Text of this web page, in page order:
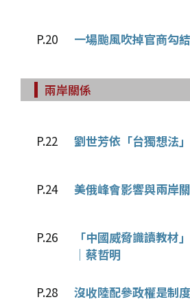
P.20 一場颱風吹掉官商勾
兩岸關係
P.22 劉世芳依「台獨想法
P.24 美俄峰會影響與兩岸
P.26
「中國威脅識讀教材
│蔡哲明
P.28 沒收陸配參政權是制